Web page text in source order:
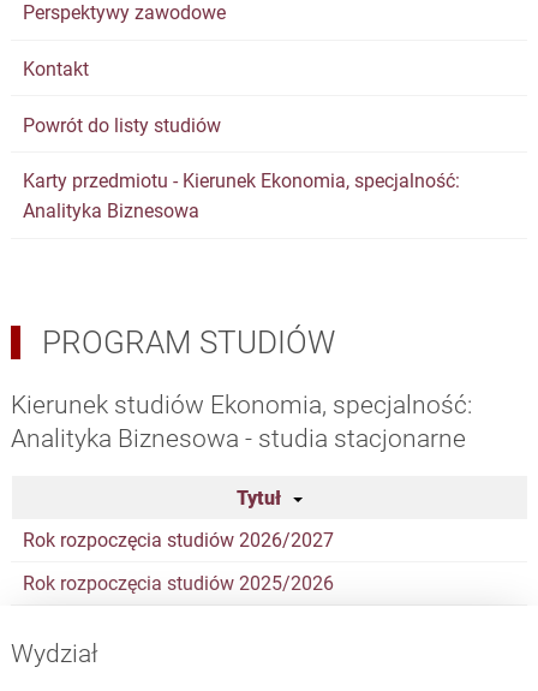
Perspektywy zawodowe
Kontakt
Powrót do listy studiów
Karty przedmiotu - Kierunek Ekonomia, specjalność:
Analityka Biznesowa
PROGRAM STUDIÓW
Kierunek studiów Ekonomia, specjalność:
Analityka Biznesowa - studia stacjonarne
Tytuł
Rok rozpoczęcia studiów 2026/2027
Rok rozpoczęcia studiów 2025/2026
Wydział